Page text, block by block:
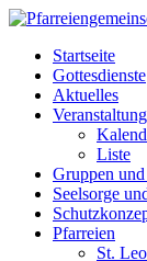
Startseite
Gottesdienste
Aktuelles
Liste
Gruppen
Seelsorge
Pfarreien
St.